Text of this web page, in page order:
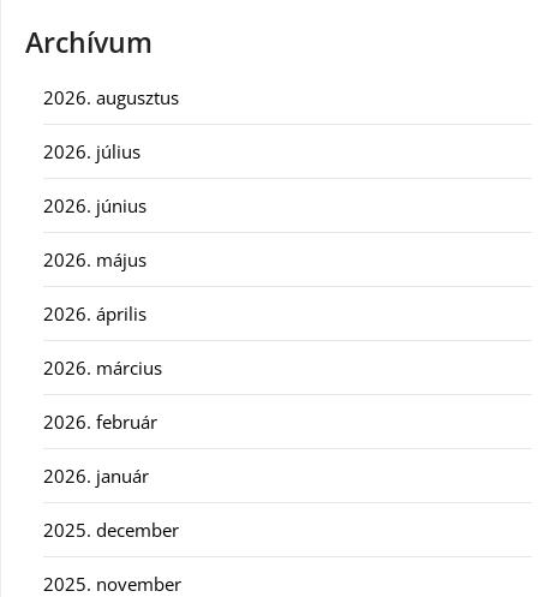
Archívum
2026. augusztus
2026. július
2026. június
2026. május
2026. április
2026. március
2026. február
2026. január
2025. december
2025. november